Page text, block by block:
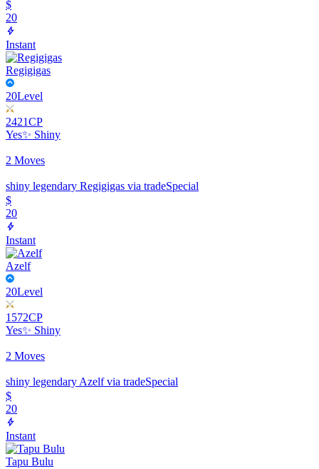
$
20
Instant
Regigigas
20Level
2421CP
Yes✨ Shiny
2 Moves
shiny legendary Regigigas via tradeSpecial
$
20
Instant
Azelf
20Level
1572CP
Yes✨ Shiny
2 Moves
shiny legendary Azelf via tradeSpecial
$
20
Instant
Tapu Bulu